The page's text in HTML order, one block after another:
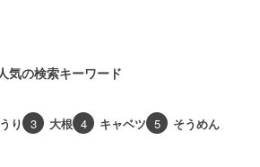
気の検索キーワード
り 3 大根 4 キャベツ 5 そうめん